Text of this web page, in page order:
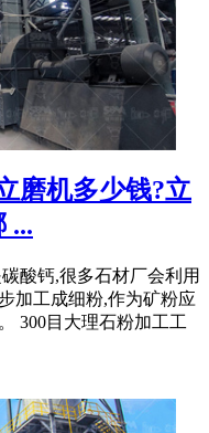
磨机多少钱?立
...
酸钙,很多石材厂会利用
加工成细粉,作为矿粉应
300目大理石粉加工工